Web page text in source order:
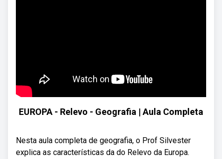
EUROPA - Relevo - Geografia | Aula Completa
Nesta aula completa de geografia, o Prof Silvester
explica as características da do Relevo da Europa.